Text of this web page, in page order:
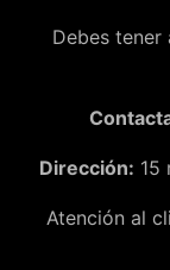
Debes tener
Dirección: 15
Atención al